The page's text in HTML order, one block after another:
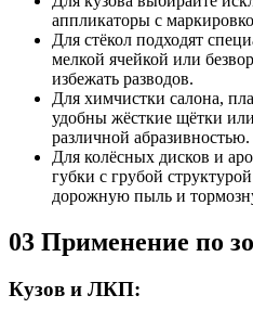
аппликаторы с
Для стёкол подходят
мелкой ячейкой или
избежать разводов.
Для химчистки салона,
удобны жёсткие щётки
различной абразивностью.
Для колёсных дисков и
губки с грубой
дорожную пыль и
03 Применение по
Кузов и ЛКП: